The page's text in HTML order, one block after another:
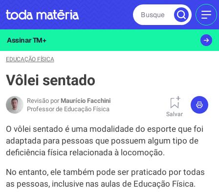
Busque
Assinar TM+
EDUCAÇÃO FÍSICA
Vôlei sentado
Revisão por Maurício Facchini
Professor de Educação Física
Salvar
O vôlei sentado é uma modalidade do esporte que foi
adaptada para pessoas que possuem algum tipo de
deficiência física relacionada à locomoção.
No entanto, ele também pode ser praticado por todas
as pessoas, inclusive nas aulas de Educação Física.